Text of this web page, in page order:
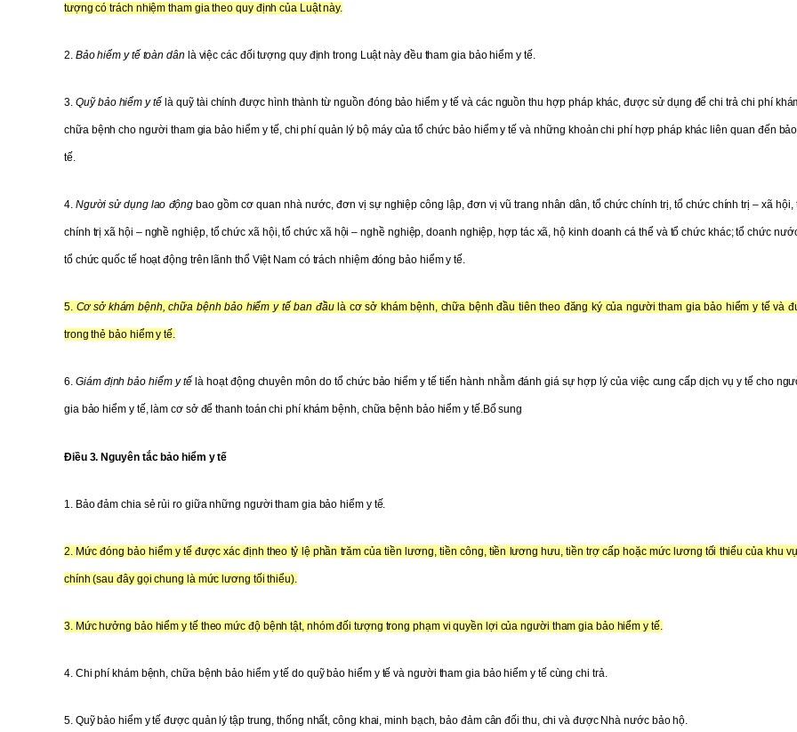
tượng có trách nhiệm tham gia theo quy định của Luật này.
2. Bảo hiểm y tế toàn dân là việc các đối tượng quy định trong Luật này đều tham gia bảo hiểm y tế.
3. Quỹ bảo hiểm y tế là quỹ tài chính được hình thành từ nguồn đóng bảo hiểm y tế và các nguồn thu hợp pháp khác, được sử dụng để chi trả chi phí
chữa bệnh cho người tham gia bảo hiểm y tế, chi phí quản lý bộ máy của tổ chức bảo hiểm y tế và những khoản chi phí hợp pháp khác liên quan đến
tế.
4.Người sử dụng lao động bao gồm cơ quan nhà nước, đơn vị sự nghiệp công lập, đơn vị vũ trang nhân dân, tổ chức chính trị, tổ chức chính trị – xã hội,
chính trị xã hội – nghề nghiệp, tổ chức xã hội, tổ chức xã hội – nghề nghiệp, doanh nghiệp, hợp tác xã, hộ kinh doanh cá thể và tổ chức khác; tổ chức
tổ chức quốc tế hoạt động trên lãnh thổ Việt Nam có trách nhiệm đóng bảo hiểm y tế.
5. Cơ sở khám bệnh, chữa bệnh bảo hiểm y tế ban đầulà cơ sở khám bệnh, chữa bệnh đầu tiên theo đăng ký của người tham gia bảo hiểm y tế và
trong thẻ bảo hiểm y tế.
6. Giám định bảo hiểm y tếlà hoạt động chuyên môn do tổ chức bảo hiểm y tế tiến hành nhằm đánh giá sự hợp lý của việc cung cấp dịch vụ y tế cho
gia bảo hiểm y tế, làm cơ sở để thanh toán chi phí khám bệnh, chữa bệnh bảo hiểm y tế.Bổ sung
Điều 3. Nguyên tắc bảo hiểm y tế
1. Bảo đảm chia sẻ rủi ro giữa những người tham gia bảo hiểm y tế.
2. Mức đóng bảo hiểm y tế được xác định theo tỷ lệ phần trăm của tiền lương, tiền công, tiền lương hưu, tiền trợ cấp hoặc mức lương tối thiểu của khu
chính (sau đây gọi chung là mức lương tối thiểu).
3. Mức hưởng bảo hiểm y tế theo mức độ bệnh tật, nhóm đối tượng trong phạm vi quyền lợi của người tham gia bảo hiểm y tế.
4. Chi phí khám bệnh, chữa bệnh bảo hiểm y tế do quỹ bảo hiểm y tế và người tham gia bảo hiểm y tế cùng chi trả.
5. Quỹ bảo hiểm y tế được quản lý tập trung, thống nhất, công khai, minh bạch, bảo đảm cân đối thu, chi và được Nhà nước bảo hộ.